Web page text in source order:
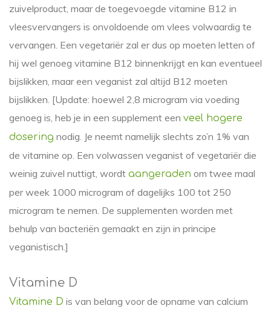
zuivelproduct, maar de toegevoegde vitamine B12 in
vleesvervangers is onvoldoende om vlees volwaardig te
vervangen. Een vegetariër zal er dus op moeten letten of
hij wel genoeg vitamine B12 binnenkrijgt en kan eventueel
bijslikken, maar een veganist zal altijd B12 moeten
bijslikken. [Update: hoewel 2,8 microgram via voeding
genoeg is, heb je in een supplement een veel hogere
dosering nodig. Je neemt namelijk slechts zo’n 1% van
de vitamine op. Een volwassen veganist of vegetariër die
weinig zuivel nuttigt, wordt aangeraden om twee maal
per week 1000 microgram of dagelijks 100 tot 250
microgram te nemen. De supplementen worden met
behulp van bacteriën gemaakt en zijn in principe
veganistisch.]
Vitamine D
Vitamine D is van belang voor de opname van calcium